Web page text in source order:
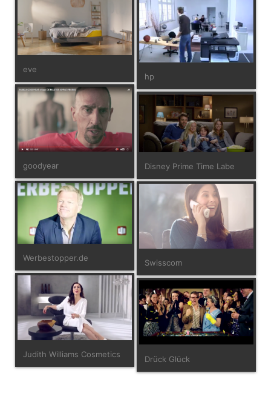
eve
hp
goodyear Disney Prime Time Labe
Werbestopper.de Swisscom
Judith Williams Cosmetics Drück Glück